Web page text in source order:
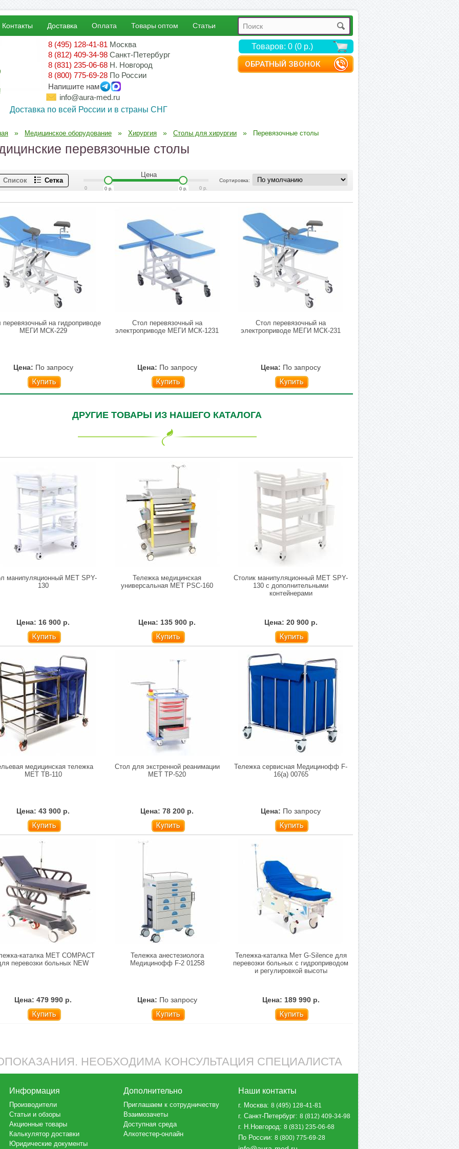
ОБРАТНЫЙ ЗВОНОК
Контакты Доставка Оплата Товары оптом Статьи
8 (495) 128-41-81 Москва
8 (812) 409-34-98 Санкт-Петербург
8 (831) 235-06-68 Н. Новгород
8 (800) 775-69-28 По России
Напишите нам
info@aura-med.ru
Доставка по всей России и в страны СНГ
Товаров: 0 (0 р.)
» Медицинское оборудование » Хирургия » Столы для хирургии » Перевязочные столы
перевязочные столы
Список Сетка Сортировка:
Цена
0 0 р.
0р. 0 р.
перевязочный на гидроприводе
МЕГИ МСК-229
Цена: По запросу
Купить
Стол перевязочный на
электроприводе МЕГИ МСК-1231
Цена: По запросу
Купить
Стол перевязочный на
электроприводе МЕГИ МСК-231
Цена: По запросу
Купить
ДРУГИЕ ТОВАРЫ ИЗ НАШЕГО КАТАЛОГА
манипуляционный МЕТ SPY-
130
Цена: 16 900 р.
Купить
Тележка медицинская
универсальная MET PSC-160
Цена: 135 900 р.
Купить
Столик манипуляционный МЕТ SPY-
130 с дополнительными
контейнерами
Цена: 20 900 р.
Купить
медицинская тележка
МЕТ ТB-110
Цена: 43 900 р.
Купить
Стол для экстренной реанимации
МЕТ ТP-520
Цена: 78 200 р.
Купить
Тележка сервисная Медицинофф F-
16(a) 00765
Цена: По запросу
Купить
каталка MET COMPACT
перевозки больных NEW
Цена: 479 990 р.
Купить
Тележка анестезиолога
Медицинофф F-2 01258
Цена: По запросу
Купить
Тележка-каталка Mет G-Silence для
перевозки больных с гидроприводом
и регулировкой высоты
Цена: 189 990 р.
Купить
НЕОБХОДИМА КОНСУЛЬТАЦИЯ СПЕЦИАЛИСТА
Информация
Производители
Статьи и обзоры
Акционные товары
Калькулятор доставки
Юридические документы
Дополнительно
Приглашаем к сотрудничеству
Взаимозачеты
Доступная среда
Алкотестер-онлайн
Наши контакты
г. Москва:8 (495) 128-41-81
г. Санкт-Петербург:8 (812) 409-34-98
г. Н.Новгород:8 (831) 235-06-68
По России:8 (800) 775-69-28